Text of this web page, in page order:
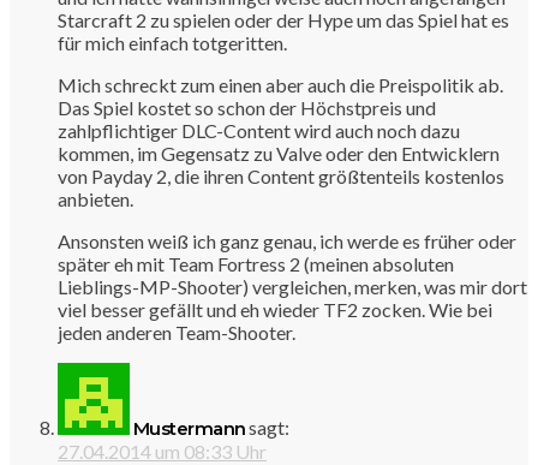
Starcraft 2 zu spielen oder der Hype um das Spiel hat es
für mich einfach totgeritten.
Mich schreckt zum einen aber auch die Preispolitik ab.
Das Spiel kostet so schon der Höchstpreis und
zahlpflichtiger DLC-Content wird auch noch dazu
kommen, im Gegensatz zu Valve oder den Entwicklern
von Payday 2, die ihren Content größtenteils kostenlos
anbieten.
Ansonsten weiß ich ganz genau, ich werde es früher oder
später eh mit Team Fortress 2 (meinen absoluten
Lieblings-MP-Shooter) vergleichen, merken, was mir dort
viel besser gefällt und eh wieder TF2 zocken. Wie bei
jeden anderen Team-Shooter.
Mustermannsagt:
27.04.2014 um 08:33 Uhr